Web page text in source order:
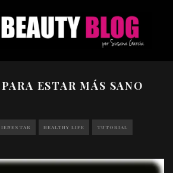
ESTAR MÁS SANO
HEALTHY LIFE TUTORIAL